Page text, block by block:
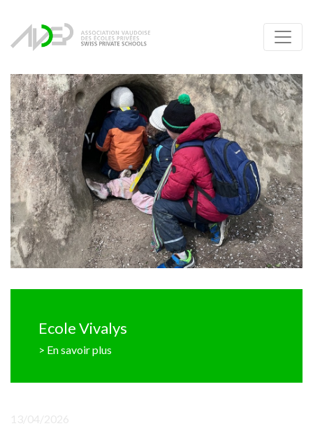
Ecole Vivalys
> En savoir plus